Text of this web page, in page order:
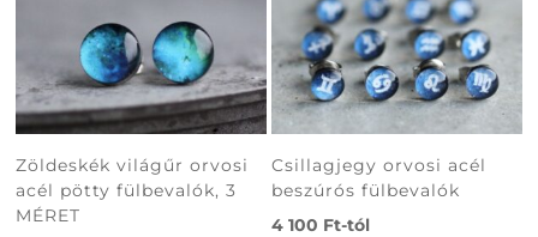
Zöldeskék világűr orvosi
acél pötty fülbevalók, 3
MÉRET
Csillagjegy orvosi acél
beszúrós fülbevalók
4 100 Ft-tól